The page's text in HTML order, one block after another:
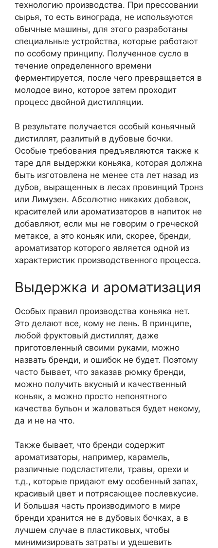
технологию производства. При прессовании
сырья, то есть винограда, не используются
обычные машины, для этого разработаны
специальные устройства, которые работают
по особому принципу. Полученное сусло в
течение определенного времени
ферментируется, после чего превращается в
молодое вино, которое затем проходит
процесс двойной дистилляции.
В результате получается особый коньячный
дистиллят, разлитый в дубовые бочки.
Особые требования предъявляются также к
таре для выдержки коньяка, которая должна
быть изготовлена ​​не менее ста лет назад из
дубов, выращенных в лесах провинций Тронз
или Лимузен. Абсолютно никаких добавок,
красителей или ароматизаторов в напиток не
добавляют, если мы не говорим о греческой
метаксе, а это коньяк или, скорее, бренди,
ароматизатор которого является одной из
характеристик производственного процесса.
Выдержка и ароматизация
Особых правил производства коньяка нет.
Это делают все, кому не лень. В принципе,
любой фруктовый дистиллят, даже
приготовленный своими руками, можно
назвать бренди, и ошибок не будет. Поэтому
часто бывает, что заказав рюмку бренди,
можно получить вкусный и качественный
коньяк, а можно просто непонятного
качества бульон и жаловаться будет некому,
да и не на что.
Также бывает, что бренди содержит
ароматизаторы, например, карамель,
различные подсластители, травы, орехи и
т.д., которые придают ему особенный запах,
красивый цвет и потрясающее послевкусие.
И большая часть производимого в мире
бренди хранится не в дубовых бочках, а в
лучшем случае в пластиковых, чтобы
минимизировать затраты и удешевить